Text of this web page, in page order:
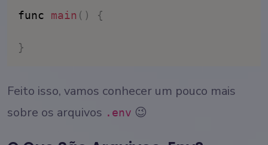
func main ( ) {
}
Feito isso, vamos conhecer um pouco mais
sobre os arquivos .env 😉